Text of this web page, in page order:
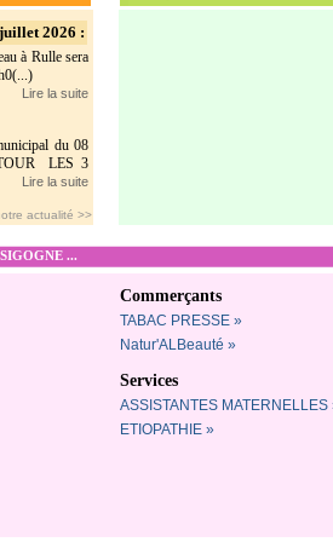
2026 :
à Rulle sera
Lire la suite
du 08
LES 3
Lire la suite
actualité >>
...
Commerçants
TABAC PRESSE »
Natur'ALBeauté »
Services
ASSISTANTES MATERNELLES
ETIOPATHIE »